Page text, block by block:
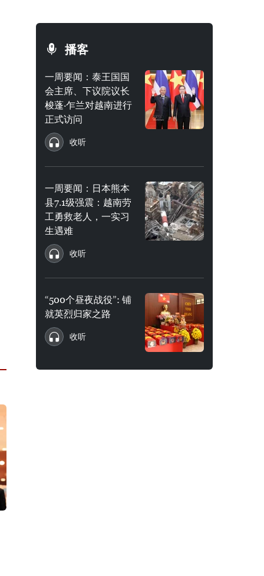
播客
一周要闻：泰王国国
会主席、下议院议长
梭蓬·乍兰对越南进行
正式访问
收听
一周要闻：日本熊本
县7.1级强震：越南劳
工勇救老人，一实习
生遇难
收听
“500个昼夜战役”: 铺
就英烈归家之路
收听